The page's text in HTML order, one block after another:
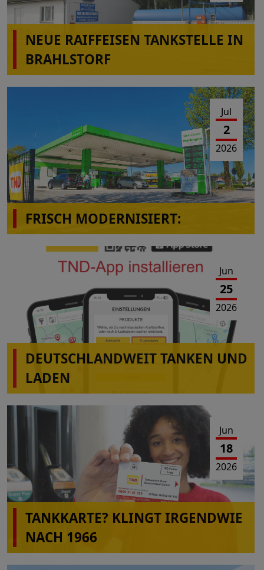
NEUE RAIFFEISEN TANKSTELLE IN
BRAHLSTORF
Jul
2
2026
FRISCH MODERNISIERT:
Das Tank-Center Mettingen präsentiert sich im
neuen Look!
Jun
25
2026
DEUTSCHLANDWEIT TANKEN UND
LADEN
Jun
18
2026
TANKKARTE? KLINGT IRGENDWIE
NACH 1966